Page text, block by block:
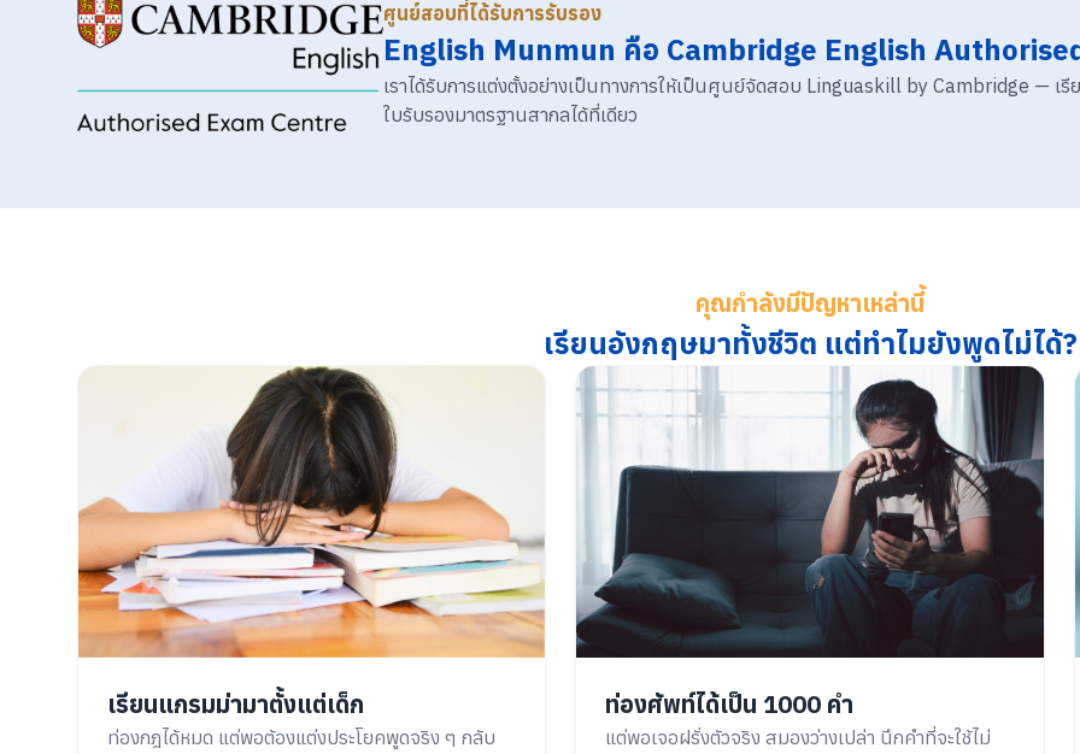
ศูนย์สอบที่ได้รับการรับรอง
English Munmun คือ Cambridge English
เราได้รับการแต่งตั้งอย่างเป็นทางการให้เป็นศูนย์จัดสอบ Linguaskill by Cambridge — เ
ใบรับรองมาตรฐานสากลได้ที่เดียว
คุณกำลังมีปัญหาเหล่านี้
เรียนอังกฤษมาทั้งชีวิต แต่ทำไมยังพูดไม่ได้?
เรียนแกรมม่ามาตั้งแต่เด็ก
ท่องกฎได้หมด แต่พอต้องแต่งประโยคพูดจริง ๆ กลับ
ท่องศัพท์ได้เป็น 1000 คำ
แต่พอเจอฝรั่งตัวจริง สมองว่างเปล่า นึกคำที่จะใช้ไม่